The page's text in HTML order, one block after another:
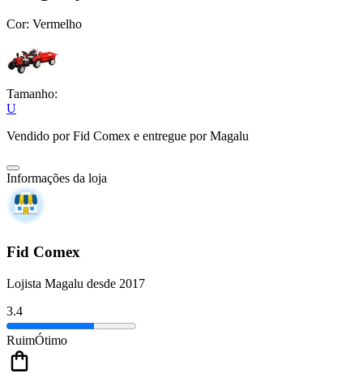
Cor: Vermelho
Tamanho:
U
Vendido porFid Comex e entregue por Magalu
Informações da loja
Fid Comex
Lojista Magalu desde 2017
3.4
RuimÓtimo